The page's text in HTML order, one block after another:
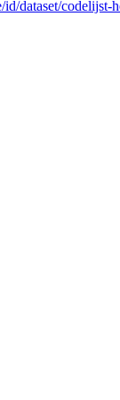
dataset/